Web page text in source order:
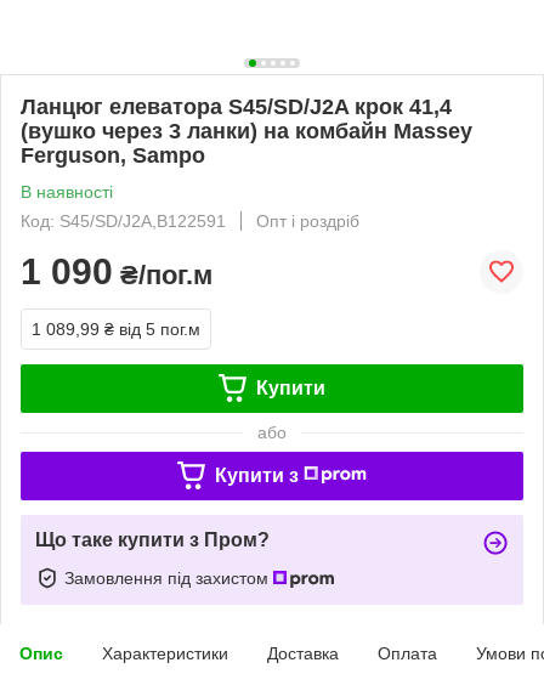
Ланцюг елеватора S45/SD/J2A крок 41,4
(вушко через 3 ланки) на комбайн Massey
Ferguson, Sampo
В наявності
Код: S45/SD/J2A,B122591
Опт і роздріб
1 090 ₴/пог.м
1 089,99 ₴ від 5 пог.м
Купити
або
Купити з
Що таке купити з Пром?
Замовлення під захистом
Опис Характеристики Доставка Оплата Умови